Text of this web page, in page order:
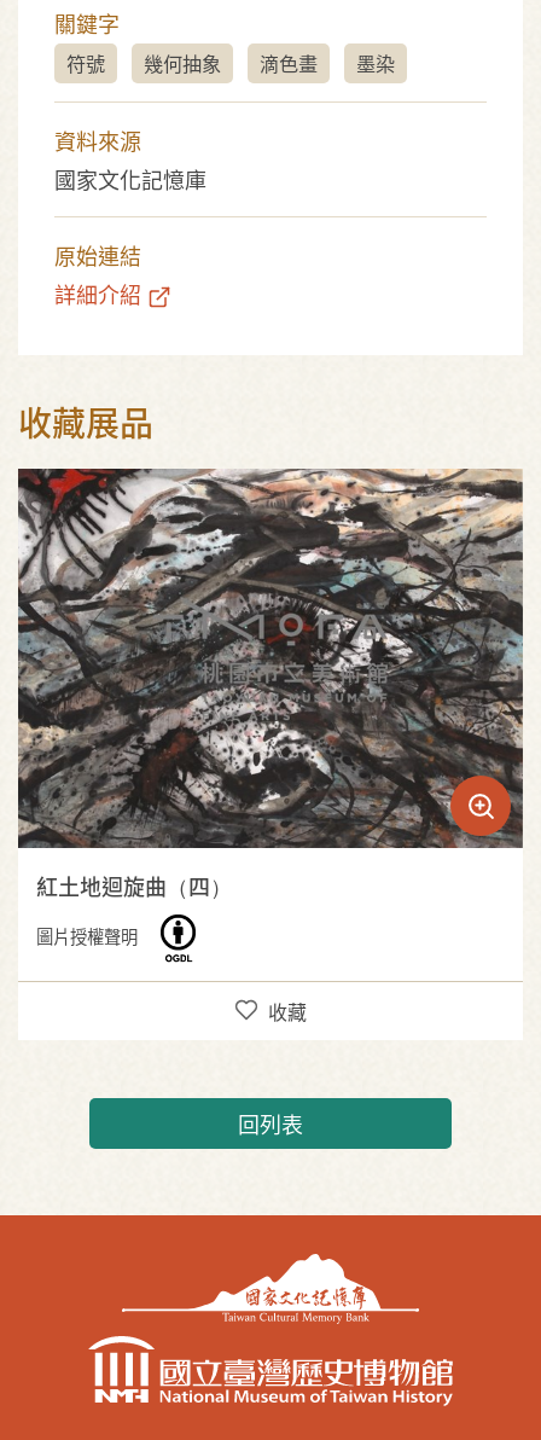
關鍵字
符號 幾何抽象 滴色畫 墨染
資料來源
國家文化記憶庫
原始連結
詳細介紹
收藏展品
紅土地迴旋曲（四）
圖片授權聲明
收藏
回列表